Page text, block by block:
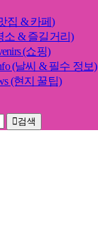
집 & 카페)
소 & 즐길거리)
(쇼핑)
(날씨 & 필수 정보)
(현지 꿀팁)
검색